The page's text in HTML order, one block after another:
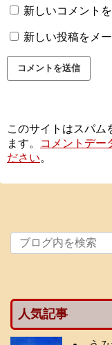
新しいコメント
新しい投稿をメ
このサイトはスパム
ます。
コメントデー
ださい。
人気記事